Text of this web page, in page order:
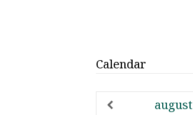
Calendar
august